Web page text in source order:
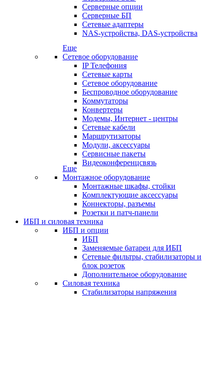
Серверные опции
Серверные БП
Сетевые адаптеры
NAS-устройства, DAS-устройства
Еще
Сетевое оборудование
IP Телефония
Сетевые карты
Сетевое оборудование
Беспроводное оборудование
Коммутаторы
Конвертеры
Модемы, Интернет - центры
Сетевые кабели
Маршрутизаторы
Модули, аксессуары
Сервисные пакеты
Видеоконференцсвязь
Еще
Монтажное оборудование
Монтажные шкафы, стойки
Комплектующие аксессуары
Коннекторы, разъемы
Розетки и патч-панели
ИБП и силовая техника
ИБП и опции
ИБП
Заменяемые батареи для ИБП
Сетевые фильтры, стабилизаторы и
блок розеток
Дополнительное оборудование
Силовая техника
Стабилизаторы напряжения